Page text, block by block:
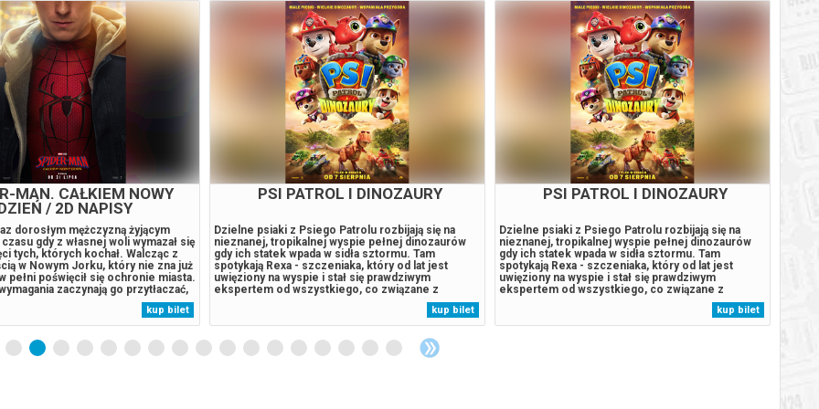
PRZY ŚWIECACH
ROCKOWA"
Quartet to zespół, który redefiniuje
smyczkowego, łącząc
wykonawczą z energią
muzyki rockowej. Tworzą
instrumentaliści, na co dzień
z czołowymi instytucjami
Polsce, takimi jak Narodowe Forum
Sudecka oraz Filharmonia
przeboje światowego
kup bilet
PSI PATROL I DINOZAURY
Dzielne psiaki z Psiego Patrolu rozbijają się na
nieznanej, tropikalnej wyspie pełnej dinozaurów
gdy ich statek wpada w sidła sztormu. Tam
spotykają Rexa - szczeniaka, który od lat jest
uwięziony na wyspie i stał się prawdziwym
ekspertem od wszystkiego, co związane z
pradawnymi gadami. Sytuacja wymyka się spod
kontroli, gdy odwieczny rywal piesków, burmistrz
Humdinger, Zaczyna pozyskiwać surowce, by...
kup bilet
PSI PATROL I DINOZAURY
Dzielne psiaki z Psiego Patrolu rozbijają się na
nieznanej, tropikalnej wyspie pełnej dinozaurów
gdy ich statek wpada w sidła sztormu. Tam
spotykają Rexa - szczeniaka, który od lat jest
uwięziony na wyspie i stał się prawdziwym
ekspertem od wszystkiego, co związane z
pradawnymi gadami. Sytuacja wymyka się spod
kontroli, gdy odwieczny rywal piesków, burmistrz
Humdinger, Zaczyna pozyskiwać surowce, by...
kup bilet